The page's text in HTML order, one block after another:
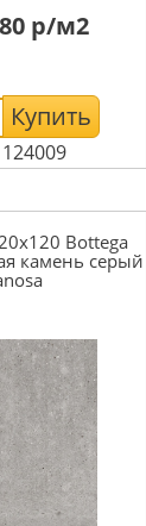
р/м2
Купить
Bottega
камень серый